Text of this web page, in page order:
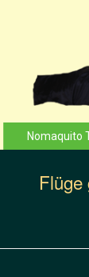
Nomaquito
Flüge